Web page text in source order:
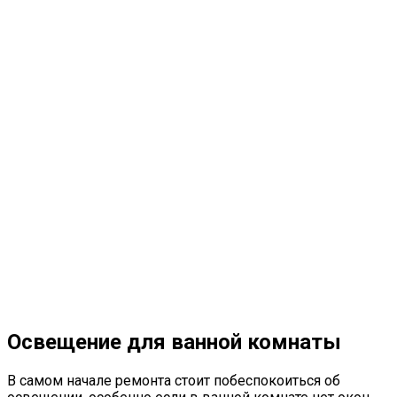
Освещение для ванной комнаты
В самом начале ремонта стоит побеспокоиться об